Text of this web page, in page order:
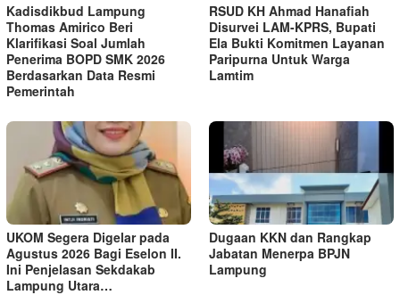
Kadisdikbud Lampung
Thomas Amirico Beri
Klarifikasi Soal Jumlah
Penerima BOPD SMK 2026
Berdasarkan Data Resmi
Pemerintah
RSUD KH Ahmad Hanafiah
Disurvei LAM-KPRS, Bupati
Ela Bukti Komitmen Layanan
Paripurna Untuk Warga
Lamtim
UKOM Segera Digelar pada
Agustus 2026 Bagi Eselon II.
Ini Penjelasan Sekdakab
Lampung Utara…
Dugaan KKN dan Rangkap
Jabatan Menerpa BPJN
Lampung